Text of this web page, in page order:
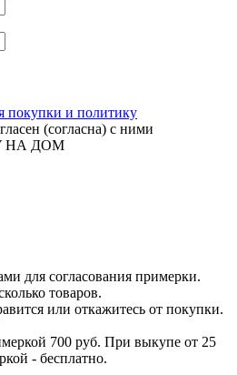
покупки и политику
(согласна) с ними
НА ДОМ
для согласования примерки.
товаров.
или откажитесь от покупки.
700 руб. При выкупе от 25
- бесплатно.